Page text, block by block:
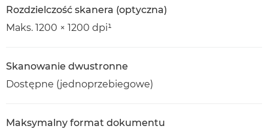
Rozdzielczość skanera (optyczna)
Maks. 1200 × 1200 dpi¹
Skanowanie dwustronne
Dostępne (jednoprzebiegowe)
Maksymalny format dokumentu